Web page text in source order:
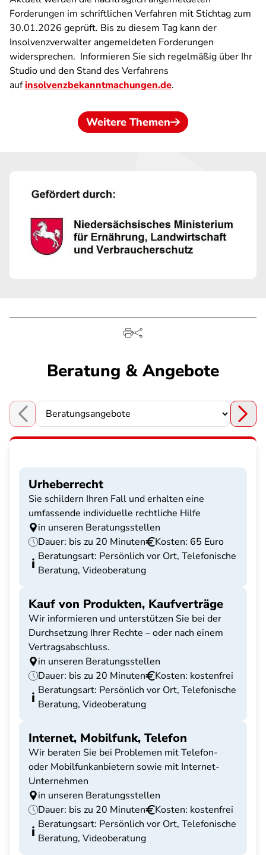
Forderungen im schriftlichen Verfahren mit Stichtag zum
30.01.2026 geprüft. Bis zu diesem Tag kann der
Insolvenzverwalter angemeldeten Forderungen
widersprechen. Informieren Sie sich regelmäßig über Ihr
Studio und den Stand des Verfahrens
aufinsolvenzbekanntmachungen.de.
Weitere Themen
Beratung & Angebote
Choose a section
Urheberrecht
Sie schildern Ihren Fall und erhalten eine
umfassende individuelle rechtliche Hilfe
in unseren Beratungsstellen
Dauer: bis zu 20 Minuten
Kosten: 65 Euro
Beratungsart: Persönlich vor Ort, Telefonische
Beratung, Videoberatung
Kauf von Produkten, Kaufverträge
Wir informieren und unterstützen Sie bei der
Durchsetzung Ihrer Rechte – oder nach einem
Vertragsabschluss.
in unseren Beratungsstellen
Dauer: bis zu 20 Minuten
Kosten: kostenfrei
Beratungsart: Persönlich vor Ort, Telefonische
Beratung, Videoberatung
Internet, Mobilfunk, Telefon
Wir beraten Sie bei Problemen mit Telefon-
oder Mobilfunkanbietern sowie mit Internet-
Unternehmen
in unseren Beratungsstellen
Dauer: bis zu 20 Minuten
Kosten: kostenfrei
Beratungsart: Persönlich vor Ort, Telefonische
Beratung, Videoberatung